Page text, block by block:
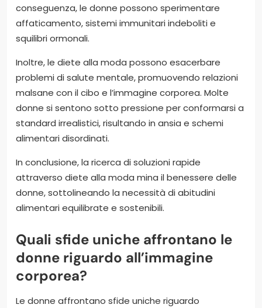
conseguenza, le donne possono sperimentare
affaticamento, sistemi immunitari indeboliti e
squilibri ormonali.
Inoltre, le diete alla moda possono esacerbare
problemi di salute mentale, promuovendo relazioni
malsane con il cibo e l’immagine corporea. Molte
donne si sentono sotto pressione per conformarsi a
standard irrealistici, risultando in ansia e schemi
alimentari disordinati.
In conclusione, la ricerca di soluzioni rapide
attraverso diete alla moda mina il benessere delle
donne, sottolineando la necessità di abitudini
alimentari equilibrate e sostenibili.
Quali sfide uniche affrontano le
donne riguardo all’immagine
corporea?
Le donne affrontano sfide uniche riguardo